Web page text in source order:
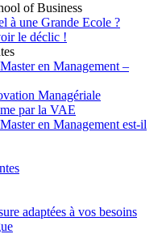
of Business
à une Grande Ecole ?
le déclic !
en Management –
Managériale
par la VAE
en Management est-il
adaptées à vos besoins